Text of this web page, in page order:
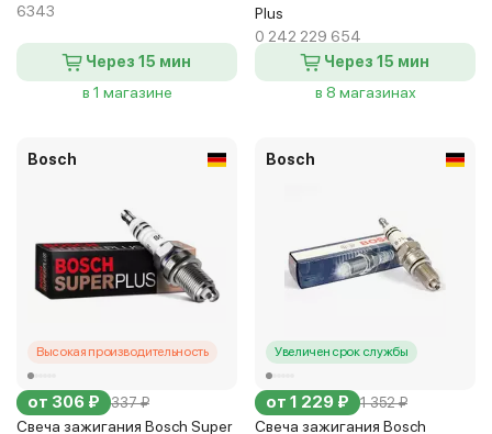
6343
Через 15 мин
в 1 магазине
Plus
0 242 229 654
Через 15 мин
в 8 магазинах
Bosch
Высокая производительность
от 306 ₽ 337 ₽
Свеча зажигания Bosch Super
Bosch
Увеличен срок службы
от 1 229 ₽ 1 352 ₽
Свеча зажигания Bosch